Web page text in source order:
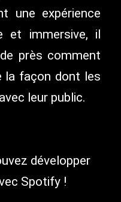
une expérience
et immersive, il
près comment
façon dont les
leur public.
développer
Spotify !